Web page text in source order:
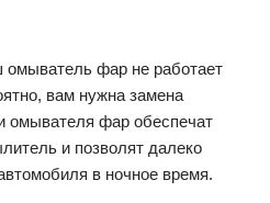
фар не работает
вам нужна замена
омывателя фар обеспечат
и позволят далеко
в ночное время.